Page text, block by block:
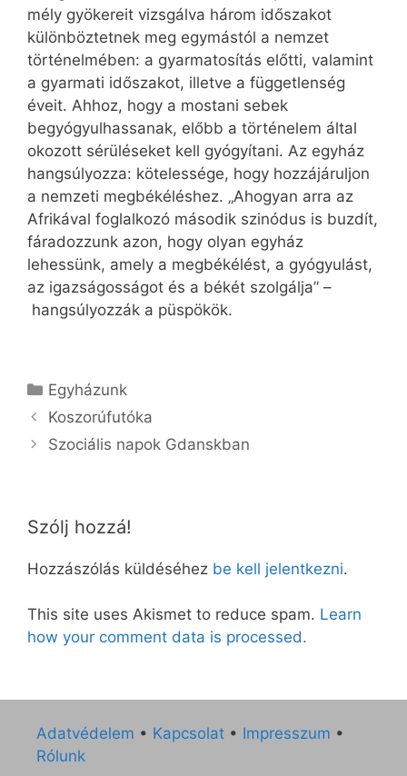
mély gyökereit vizsgálva három időszakot
különböztetnek meg egymástól a nemzet
történelmében: a gyarmatosítás előtti, valamint
a gyarmati időszakot, illetve a függetlenség
éveit. Ahhoz, hogy a mostani sebek
begyógyulhassanak, előbb a történelem által
okozott sérüléseket kell gyógyítani. Az egyház
hangsúlyozza: kötelessége, hogy hozzájáruljon
a nemzeti megbékéléshez. „Ahogyan arra az
Afrikával foglalkozó második szinódus is buzdít,
fáradozzunk azon, hogy olyan egyház
lehessünk, amely a megbékélést, a gyógyulást,
az igazságosságot és a békét szolgálja” –
hangsúlyozzák a püspökök.
Kategória
Egyházunk
Koszorúfutóka
Szociális napok Gdanskban
Szólj hozzá!
Hozzászólás küldéséhez be kell jelentkezni.
This site uses Akismet to reduce spam. Learn
how your comment data is processed.
Adatvédelem • Kapcsolat • Impresszum •
Rólunk